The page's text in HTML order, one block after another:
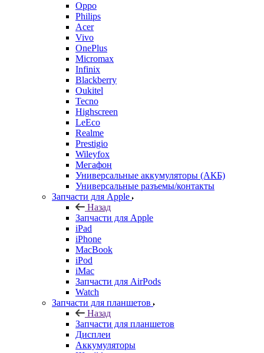
Philips
Acer
Vivo
OnePlus
Micromax
Infinix
Blackberry
Oukitel
Tecno
Highscreen
LeEco
Realme
Prestigio
Wileyfox
Мегафон
Универсальные аккумуляторы (АКБ)
Универсальные разъемы/контакты
Запчасти для Apple
Назад
Запчасти для Apple
iPad
iPhone
MacBook
iPod
iMac
Запчасти для AirPods
Watch
Запчасти для планшетов
Назад
Запчасти для планшетов
Дисплеи
Аккумуляторы
Шлейфы